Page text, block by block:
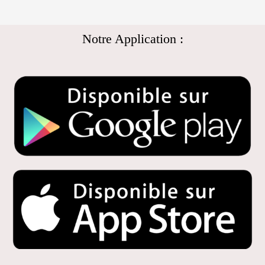
Notre Application :